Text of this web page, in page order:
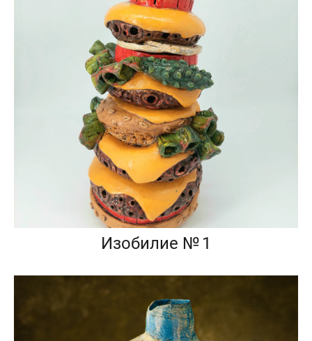
Изобилие № 1